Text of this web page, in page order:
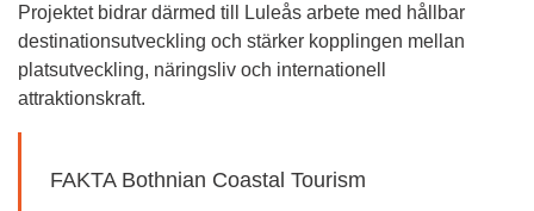
Projektet bidrar därmed till Luleås arbete med hållbar
destinationsutveckling och stärker kopplingen mellan
platsutveckling, näringsliv och internationell
attraktionskraft.
FAKTA Bothnian Coastal Tourism